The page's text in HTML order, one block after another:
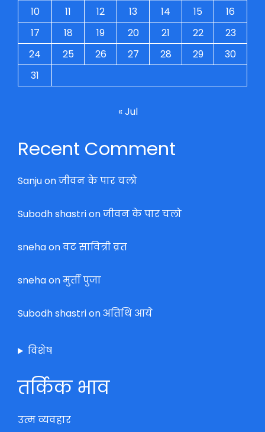
10
11 12 13 14 15
16
17
18 19 20 21 22
23
24
25 26 27 28 29
30
31
« Jul
Recent Comment
Sanjuonजीवन के पार चलो
Subodh shastrionजीवन के पार चलो
snehaonवट सावित्री व्रत
snehaonमुर्ती पुजा
Subodh shastrionअतिथि आये
विशेष
तर्किक भाव
उत्म व्यवहार